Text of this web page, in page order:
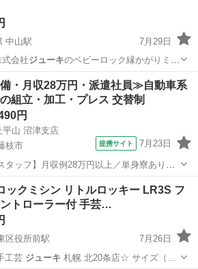
中山駅
7月29日
。 ーーーーー 株式会社ジューキのベビーロック縁かがりミシ
駅 生活家電
・月収28万円・派遣社員≫自動車系
組立・加工・プレス 交替制
円
平山 沼津支店
枝市
提携サイト 7月23日
タッフ】月収例28万円以上／単身寮あり／
カンタン作業 【未経験歓迎】軽
フ｜新設のキレイな工場◎男女活躍中！ 大
設工...
ックミシン リトルロッキー LR3S フ
トローラー付 手芸…
区役所前駅
7月26日
工芸 ジューキ 札幌 北20条店☆ サイズ（…